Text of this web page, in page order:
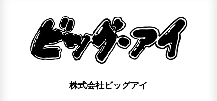
株式会社ビッグアイ